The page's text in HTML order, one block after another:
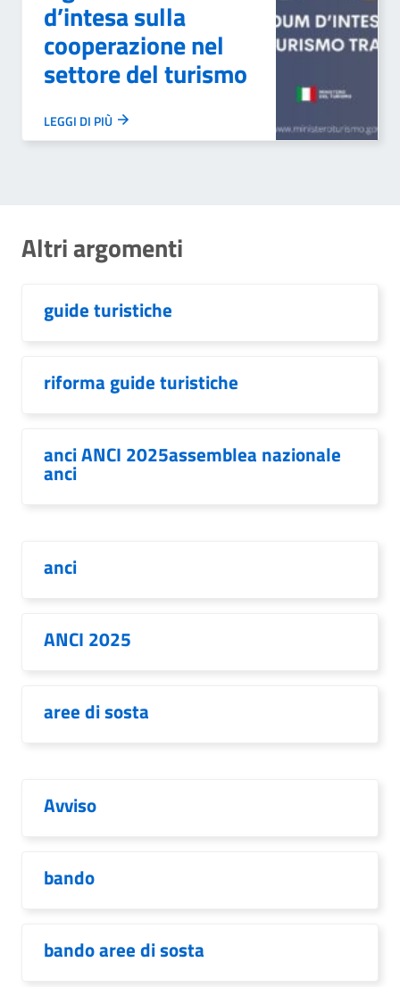
d’intesa sulla
cooperazione nel
settore del turismo
LEGGI DI PIÙ
Altri argomenti
guide turistiche
riforma guide turistiche
anci ANCI 2025assemblea nazionale
anci
anci
ANCI 2025
aree di sosta
Avviso
bando
bando aree di sosta